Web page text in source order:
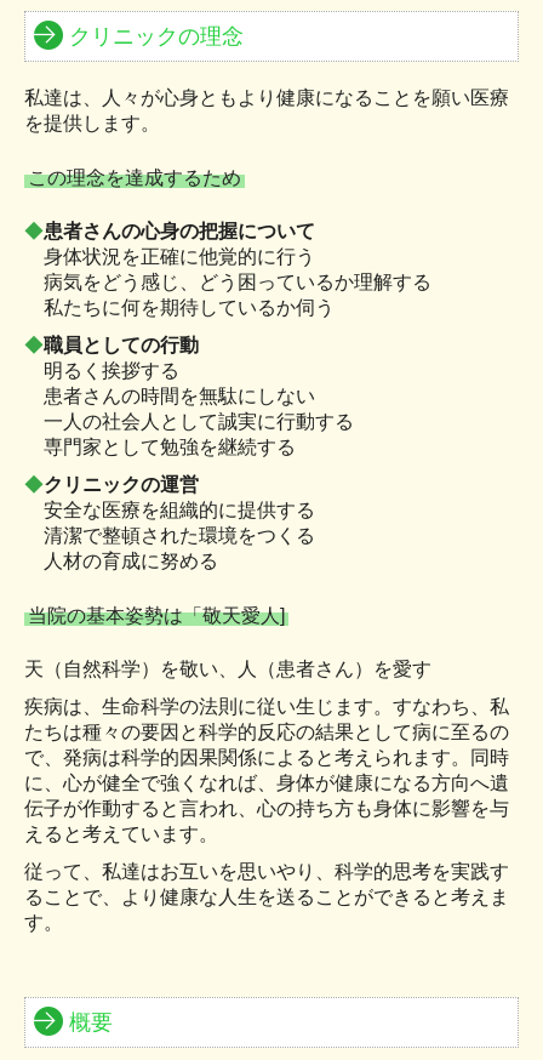
クリニックの理念
私達は、人々が心身ともより健康になることを願い医療
を提供します。
この理念を達成するため
◆患者さんの心身の把握について
身体状況を正確に他覚的に行う
病気をどう感じ、どう困っているか理解する
私たちに何を期待しているか伺う
◆職員としての行動
明るく挨拶する
患者さんの時間を無駄にしない
一人の社会人として誠実に行動する
専門家として勉強を継続する
◆クリニックの運営
安全な医療を組織的に提供する
清潔で整頓された環境をつくる
人材の育成に努める
当院の基本姿勢は「敬天愛人]
天（自然科学）を敬い、人（患者さん）を愛す
疾病は、生命科学の法則に従い生じます。すなわち、私
たちは種々の要因と科学的反応の結果として病に至るの
で、発病は科学的因果関係によると考えられます。同時
に、心が健全で強くなれば、身体が健康になる方向へ遺
伝子が作動すると言われ、心の持ち方も身体に影響を与
えると考えています。
従って、私達はお互いを思いやり、科学的思考を実践す
ることで、より健康な人生を送ることができると考えま
す。
概要